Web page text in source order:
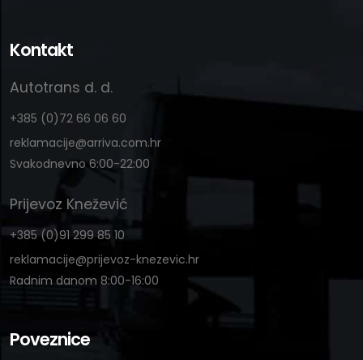
Kontakt
Autotrans d. d.
+385 (0)72 66 06 60
reklamacije@arriva.com.hr
Svakodnevno 6:00-22:00
Prijevoz Knežević
+385 (0)91 299 85 10
reklamacije@prijevoz-knezevic.hr
Radnim danom 8:00-16:00
Poveznice